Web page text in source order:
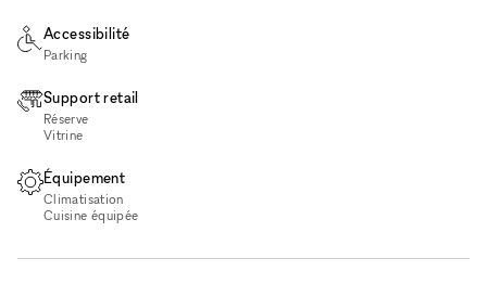
Accessibilité
Parking
Support retail
Réserve
Vitrine
Équipement
Climatisation
Cuisine équipée